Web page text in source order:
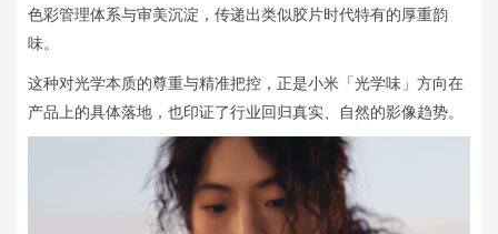
色彩管理体系与审美沉淀，传递出类似胶片时代特有的厚重韵
味。
这种对光学本质的尊重与精准把控，正是小米「光学味」方向在
产品上的具体落地，也印证了行业回归真实、自然的影像趋势。